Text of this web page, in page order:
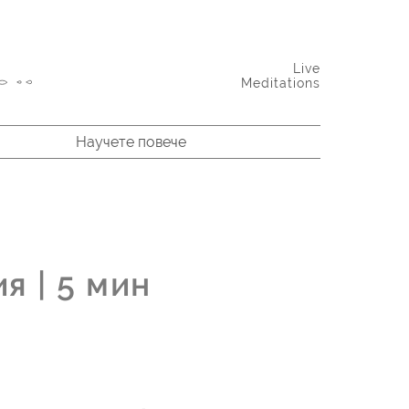
Live
Meditations
Научете повече
| 5 мин